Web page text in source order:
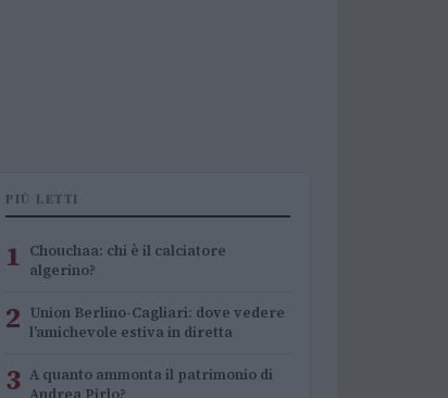
PIÙ LETTI
1 Chouchaa: chi è il calciatore
algerino?
2 Union Berlino-Cagliari: dove vedere
l’amichevole estiva in diretta
3 A quanto ammonta il patrimonio di
Andrea Pirlo?